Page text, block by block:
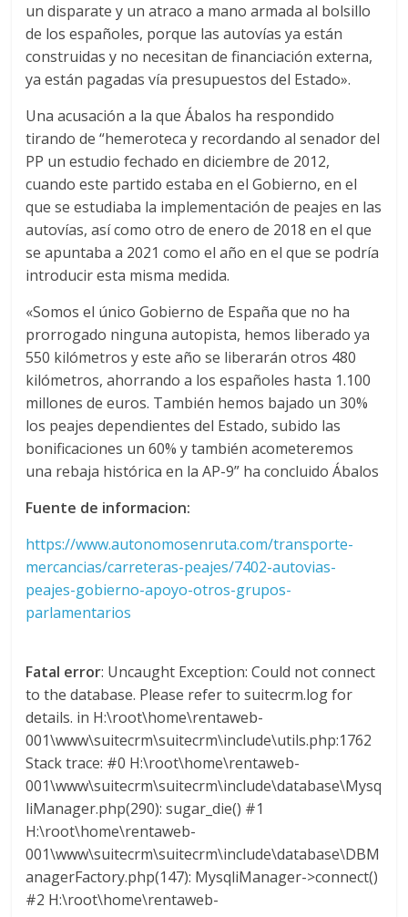
p
o
s
y
M
a
q
u
n
a
r
a
e
n
B
o
un disparate y un atraco a mano armada al bolsillo
de los españoles, porque las autovías ya están
construidas y no necesitan de financiación externa,
ya están pagadas vía presupuestos del Estado».
Una acusación a la que Ábalos ha respondido
tirando de “hemeroteca y recordando al senador del
PP un estudio fechado en diciembre de 2012,
cuando este partido estaba en el Gobierno, en el
que se estudiaba la implementación de peajes en las
autovías, así como otro de enero de 2018 en el que
se apuntaba a 2021 como el año en el que se podría
introducir esta misma medida.
«Somos el único Gobierno de España que no ha
prorrogado ninguna autopista, hemos liberado ya
550 kilómetros y este año se liberarán otros 480
kilómetros, ahorrando a los españoles hasta 1.100
millones de euros. También hemos bajado un 30%
los peajes dependientes del Estado, subido las
bonificaciones un 60% y también acometeremos
una rebaja histórica en la AP-9” ha concluido Ábalos
Fuente de informacion:
https://www.autonomosenruta.com/transporte-
mercancias/carreteras-peajes/7402-autovias-
peajes-gobierno-apoyo-otros-grupos-
parlamentarios
Fatal error: Uncaught Exception: Could not connect
to the database. Please refer to suitecrm.log for
details. in H:\root\home\rentaweb-
001\www\suitecrm\suitecrm\include\utils.php:1762
Stack trace: #0 H:\root\home\rentaweb-
001\www\suitecrm\suitecrm\include\database\Mysq
liManager.php(290): sugar_die() #1
H:\root\home\rentaweb-
001\www\suitecrm\suitecrm\include\database\DBM
anagerFactory.php(147): MysqliManager->connect()
#2 H:\root\home\rentaweb-